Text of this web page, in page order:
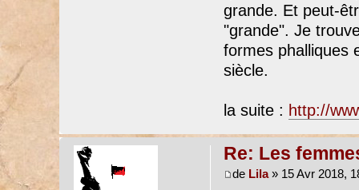
grande. Et peut-
"grande". Je
formes phalliques
siècle.
la suite : http://
Re: Les
de Lila» 15 Avr 2018,